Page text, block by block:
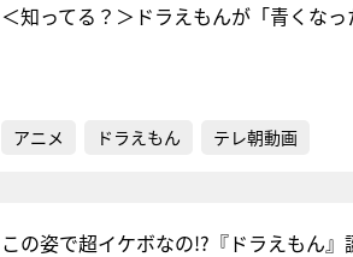
＜知ってる？＞ドラえもんが「青くな
アニメ ドラえもん テレ朝動画
この姿で超イケボなの!?『ドラえもん